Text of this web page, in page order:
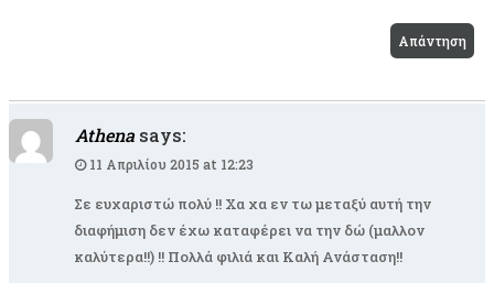
Απάντηση
Athena says:
11 Απριλίου 2015 at 12:23
Σε ευχαριστώ πολύ !! Χα χα εν τω μεταξύ αυτή την
διαφήμιση δεν έχω καταφέρει να την δώ (μαλλον
καλύτερα!!) !! Πολλά φιλιά και Καλή Ανάσταση!!